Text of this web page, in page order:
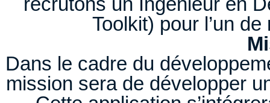
Toolkit) pour l’un
Dans le cadre du
mission sera de développer